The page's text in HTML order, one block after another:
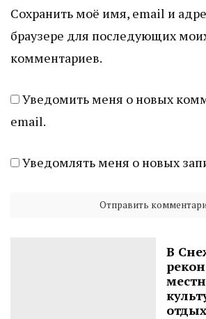
Сохранить моё имя, email и
браузере для последующих
комментариев.
Уведомить меня о новых
email.
Уведомлять меня о новых
В